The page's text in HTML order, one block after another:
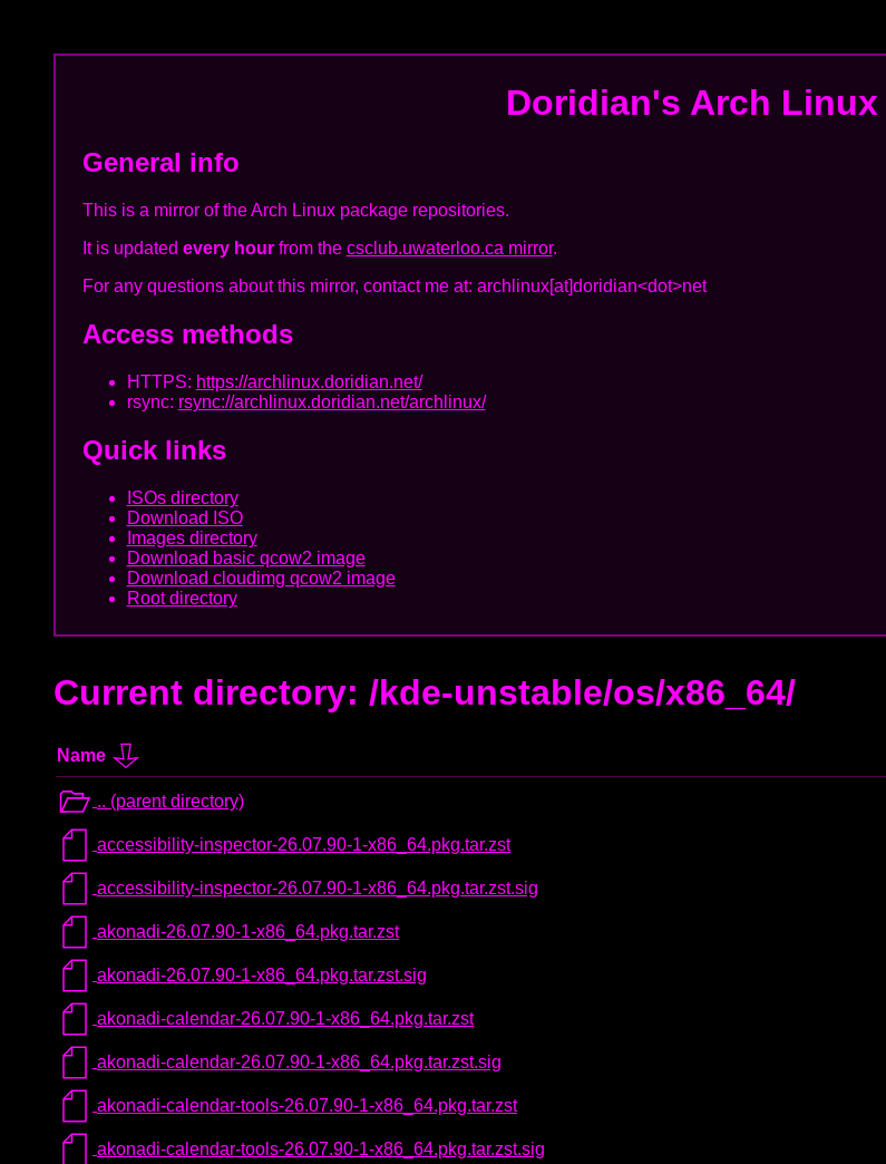
Doridian's Arch
General info
This is a mirror of the Arch Linux package repositories.
It is updated every hourfrom the csclub.uwaterloo.ca mirror.
For any questions about this mirror, contact me at: archlinux[at]doridian<dot>net
Access methods
HTTPS: https://archlinux.doridian.net/
rsync: rsync://archlinux.doridian.net/archlinux/
Quick links
ISOs directory
Download ISO
Images directory
Download basic qcow2 image
Download cloudimg qcow2 image
Root directory
Current directory: /kde-unstable/os/x86_64/
Name
.. (parent directory)
accessibility-inspector-26.07.90-1-x86_64.pkg.tar.zst
accessibility-inspector-26.07.90-1-x86_64.pkg.tar.zst.sig
akonadi-26.07.90-1-x86_64.pkg.tar.zst
akonadi-26.07.90-1-x86_64.pkg.tar.zst.sig
akonadi-calendar-26.07.90-1-x86_64.pkg.tar.zst
akonadi-calendar-26.07.90-1-x86_64.pkg.tar.zst.sig
akonadi-calendar-tools-26.07.90-1-x86_64.pkg.tar.zst
akonadi-calendar-tools-26.07.90-1-x86_64.pkg.tar.zst.sig